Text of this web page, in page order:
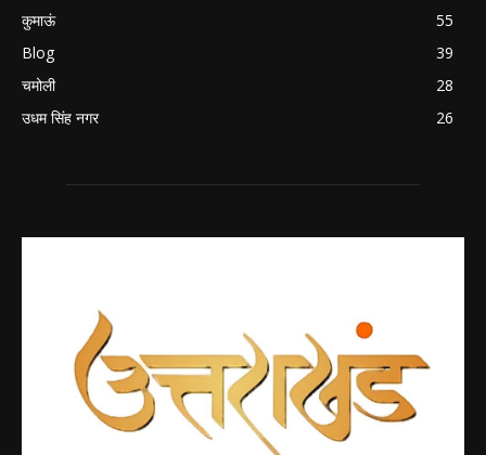
कुमाऊं
55
Blog
39
चमोली
28
उधम सिंह नगर
26